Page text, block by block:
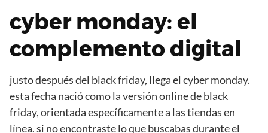
cyber monday: el
complemento digital
justo después del black friday, llega el cyber monday.
esta fecha nació como la versión online de black
friday, orientada específicamente a las tiendas en
línea. si no encontraste lo que buscabas durante el